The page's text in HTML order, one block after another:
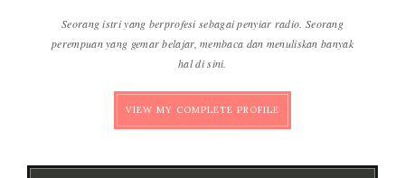
Seorang istri yang berprofesi sebagai penyiar radio. Seorang
perempuan yang gemar belajar, membaca dan menuliskan banyak
hal di sini.
VIEW MY COMPLETE PROFILE